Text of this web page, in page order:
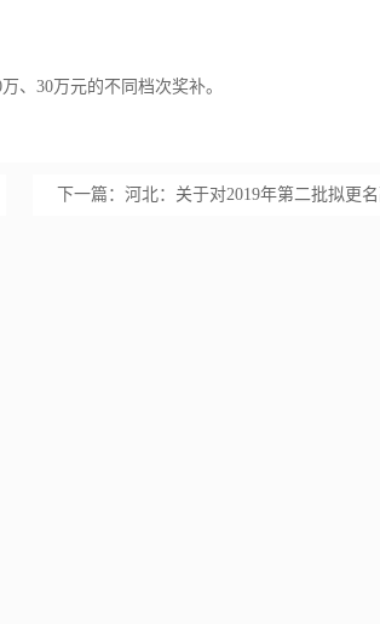
、30万元的不同档次奖补。
下一篇： 河北：关于对2019年第二批拟更名高新